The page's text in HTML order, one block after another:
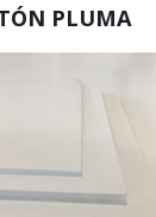
PLUMA